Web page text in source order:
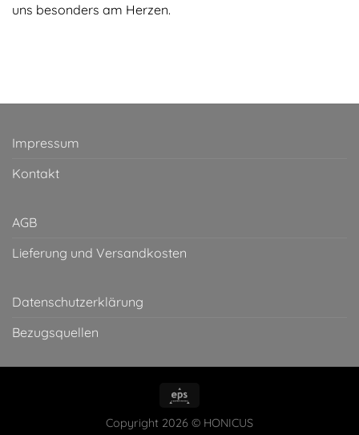
uns besonders am Herzen.
Impressum
Kontakt
AGB
Lieferung und Versandkosten
Datenschutzerklärung
Bezugsquellen
Copyright 2026 © HONICUS